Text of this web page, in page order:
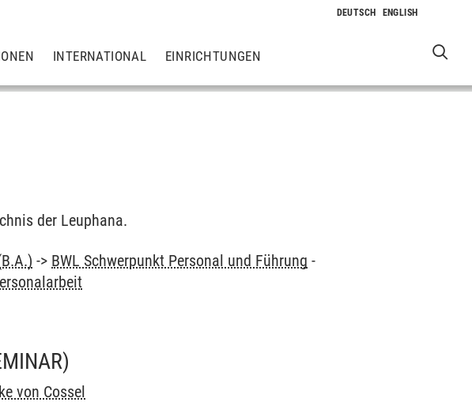
INTERNATIONAL EINRICHTUNGEN
der Leuphana.
-> BWL Schwerpunkt Personal und Führung -
von Cossel